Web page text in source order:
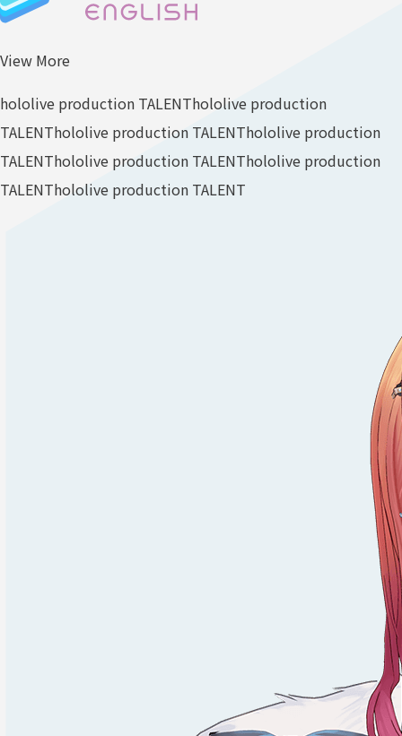
View More
hololive production TALENThololive production
TALENThololive production TALENThololive production
TALENThololive production TALENThololive production
TALENThololive production TALENT